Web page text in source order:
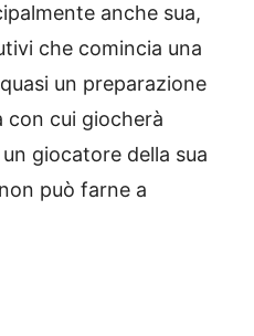
anche sua,
che comincia una
un preparazione
con cui giocherà
giocatore della sua
può farne a